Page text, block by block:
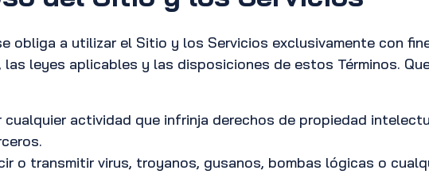
obliga a utilizar el Sitio y los Servicios exclusivamente con
las leyes aplicables y las disposiciones de estos Términos.
cualquier actividad que infrinja derechos de propiedad
o transmitir virus, troyanos, gusanos, bombas lógicas o